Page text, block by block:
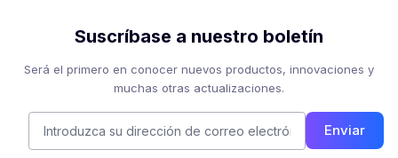
Suscríbase a nuestro boletín
Será el primero en conocer nuevos productos, innovaciones y
muchas otras actualizaciones.
Enviar